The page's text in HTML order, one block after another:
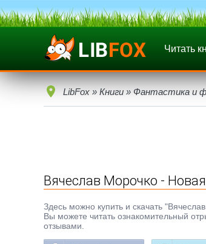
Читать
LibFox » Книги » Фантастика и
Вячеслав Морочко -
Здесь можно купить и скачать
Вы можете читать ознакомительный
отзывами.